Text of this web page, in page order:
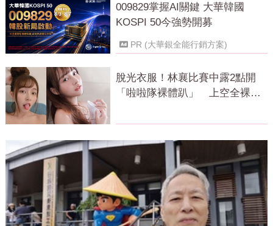
009829掌握AI關鍵 大華韓國
KOSPI 50今強勢開募
PR (大華銀全能行銷方案)
脫光衣服！林襄比賽中露2點開
「啦啦隊裸體趴」 上空全裸被